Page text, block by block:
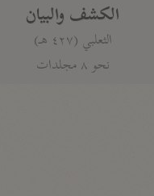
الكشف والبيان
الثعلبي (٤٢٧ هـ)
نحو ٨ مجلدات